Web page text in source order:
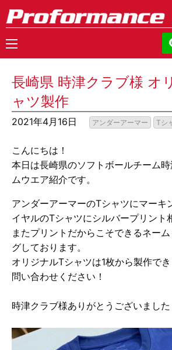
長崎県 時津クラブ様 オ
ャツ製作
2021年4月16日 アンダーアーマー Tシ
こんにちは！
本日は長崎県のソフトボールチーム
ムウエア紹介です。
アンダーアーマーのTシャツにマーキ
イヤルのTシャツにシルバープリント
またプリントだからこそできるネー
グしております。
オリジナルTシャツは1枚から製作で
問い合わせください！
時津クラブ様ありがとうございました